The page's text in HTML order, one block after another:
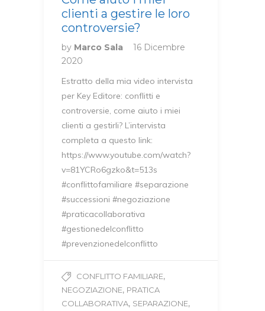
clienti a gestire le loro
controversie?
by Marco Sala
16 Dicembre
2020
Estratto della mia video intervista
per Key Editore: conflitti e
controversie, come aiuto i miei
clienti a gestirli? L’intervista
completa a questo link:
https://www.youtube.com/watch?
v=81YCRo6gzko&t=513s
#conflittofamiliare #separazione
#successioni #negoziazione
#praticacollaborativa
#gestionedelconflitto
#prevenzionedelconflitto
CONFLITTO FAMILIARE,
NEGOZIAZIONE, PRATICA
COLLABORATIVA, SEPARAZIONE,